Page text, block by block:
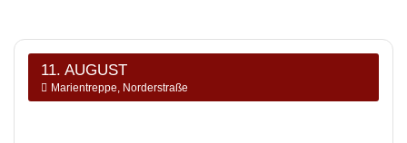
11. AUGUST
Marientreppe, Norderstraße